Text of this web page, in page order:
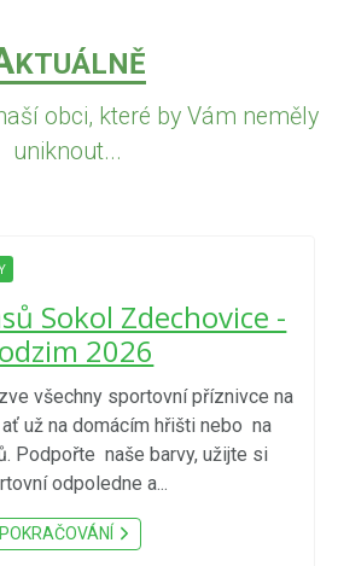
KTUÁLNĚ
obci, které by Vám neměly
uniknout...
Sokol Zdechovice -
2026
všechny sportovní příznivce na
už na domácím hřišti nebo na
Podpořte naše barvy, užijte si
odpoledne a...
POKRAČOVÁNÍ